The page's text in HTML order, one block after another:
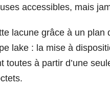
accessibles, mais
lacune grâce à un
lake : la mise à
toutes à partir d’une